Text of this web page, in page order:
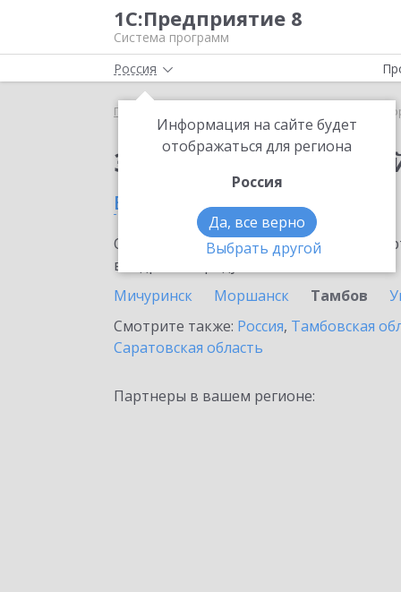
1С:Предприятие 8
Система программ
Россия
Информация на сайте будет
отображаться для региона
Россия
Да, все верно
Выбрать другой
Главная
Заказать
в Тамбове
Ознакомьтесь с информационными
внедрение продукта.
Мичуринск
Моршанск Тамбов
Смотрите также: Россия, Тамбовская
Саратовская область
Партнеры в вашем регионе: